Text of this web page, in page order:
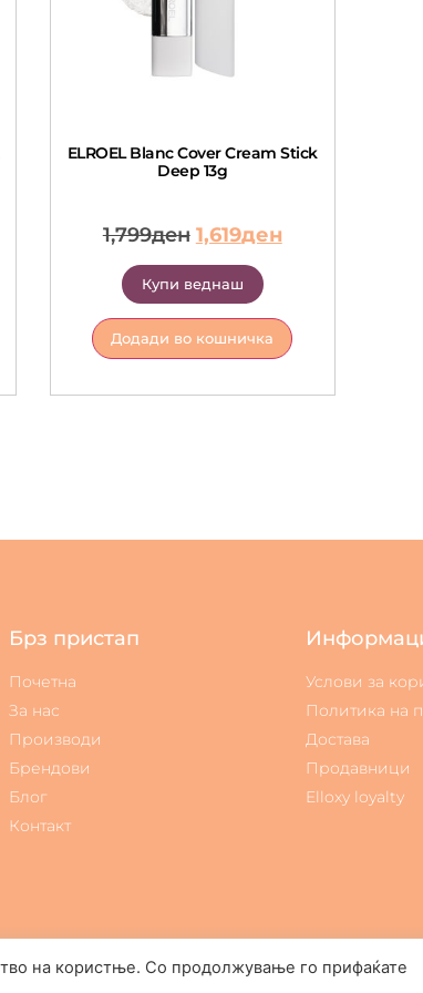
ELROEL Blanc Cover Cream Stick
Deep 13g
1,799ден 1,619ден
Купи веднаш
Додади во кошничка
Брз пристап
Почетна
За нас
Производи
Брендови
Блог
Контакт
Услови за
Политика на
Достава
Продавници
Elloxy loyalty
© All rights reserved
на користње. Со продолжување го прифаќате